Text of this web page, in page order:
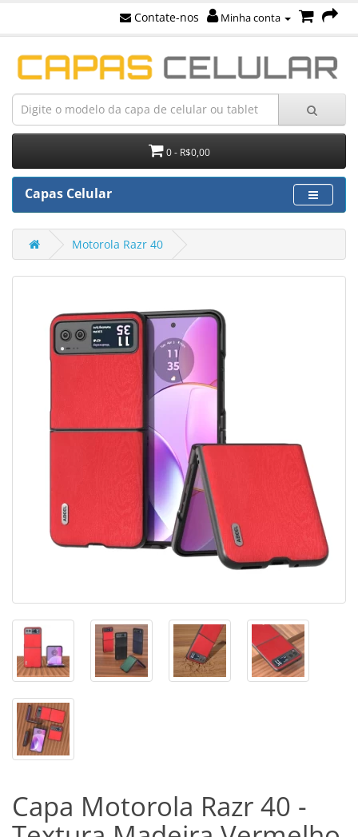
Contate-nos Minha conta
0 - R$0,00
Capas Celular
Motorola Razr 40
Capa Motorola Razr 40 -